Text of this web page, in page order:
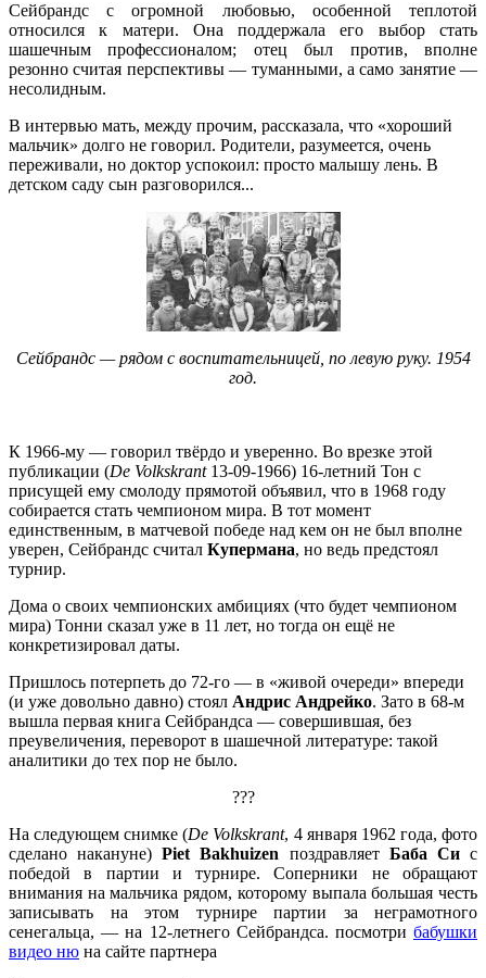
Сейбрандс с огромной любовью, особенной теплотой
относился к матери. Она поддержала его выбор стать
шашечным профессионалом; отец был против, вполне
резонно считая перспективы — туманными, а само занятие —
несолидным.
В интервью мать, между прочим, рассказала, что «хороший
мальчик» долго не говорил. Родители, разумеется, очень
переживали, но доктор успокоил: просто малышу лень. В
детском саду сын разговорился...
Сейбрандс — рядом с воспитательницей, по левую руку. 1954
год.
К 1966-му — говорил твёрдо и уверенно. Во врезке этой
публикации (De Volkskrant13-09-1966) 16-летний Тон с
присущей ему смолоду прямотой объявил, что в 1968 году
собирается стать чемпионом мира. В тот момент
единственным, в матчевой победе над кем он не был вполне
уверен, Сейбрандс считал Купермана, но ведь предстоял
турнир.
Дома о своих чемпионских амбициях (что будет чемпионом
мира) Тонни сказал уже в 11 лет, но тогда он ещё не
конкретизировал даты.
Пришлось потерпеть до 72-го — в «живой очереди» впереди
(и уже довольно давно) стоял Андрис Андрейко. Зато в 68-м
вышла первая книга Сейбрандса — совершившая, без
преувеличения, переворот в шашечной литературе: такой
аналитики до тех пор не было.
???
На следующем снимке (De Volkskrant, 4 января 1962 года, фото
сделано накануне)Piet Bakhuizen поздравляет Баба Сис
победой в партии и турнире. Соперники не обращают
внимания на мальчика рядом, которому выпала большая честь
записывать на этом турнире партии за неграмотного
сенегальца, — на 12-летнего Сейбрандса. посмотри бабушки
видео ню на сайте партнера